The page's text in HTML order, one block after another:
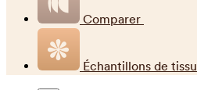
Comparer
Échantillons de tissu